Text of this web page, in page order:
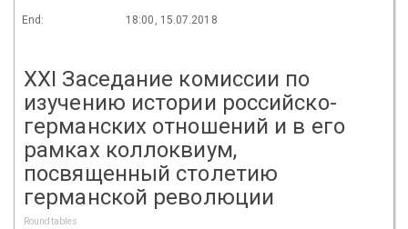
End: 18:00, 15.07.2018
XXI Заседание комиссии по
изучению истории российско-
германских отношений и в его
рамках коллоквиум,
посвященный столетию
германской революции
Roundtables